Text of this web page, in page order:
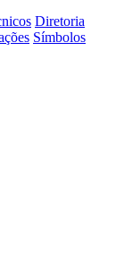
Diretoria
Símbolos